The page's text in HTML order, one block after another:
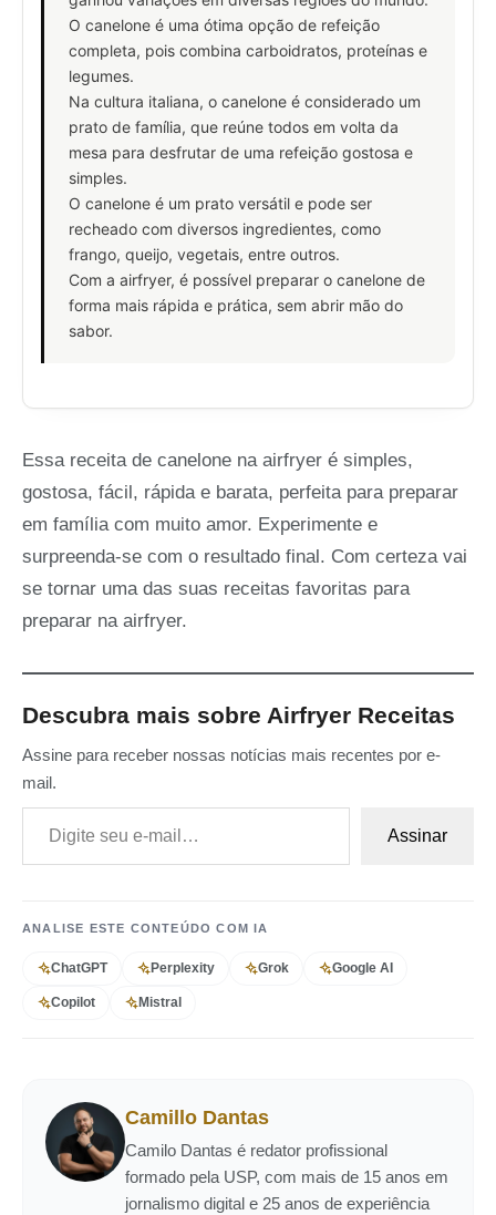
O canelone é uma ótima opção de refeição
completa, pois combina carboidratos, proteínas e
legumes.
Na cultura italiana, o canelone é considerado um
prato de família, que reúne todos em volta da
mesa para desfrutar de uma refeição gostosa e
simples.
O canelone é um prato versátil e pode ser
recheado com diversos ingredientes, como
frango, queijo, vegetais, entre outros.
Com a airfryer, é possível preparar o canelone de
forma mais rápida e prática, sem abrir mão do
sabor.
Essa receita de canelone na airfryer é simples,
gostosa, fácil, rápida e barata, perfeita para preparar
em família com muito amor. Experimente e
surpreenda-se com o resultado final. Com certeza vai
se tornar uma das suas receitas favoritas para
preparar na airfryer.
Descubra mais sobre Airfryer Receitas
Assine para receber nossas notícias mais recentes por e-
mail.
Digite seu e-mail…
Assinar
ANALISE ESTE CONTEÚDO COM IA
ChatGPT Perplexity Grok Google AI
Copilot Mistral
Camillo Dantas
Camilo Dantas é redator profissional
formado pela USP, com mais de 15 anos em
jornalismo digital e 25 anos de experiência